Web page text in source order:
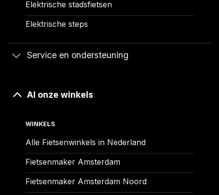
Elektrische stadsfietsen
Elektrische steps
Service en ondersteuning
Al onze winkels
WINKELS
Alle Fietsenwinkels in Nederland
Fietsenmaker Amsterdam
Fietsenmaker Amsterdam Noord